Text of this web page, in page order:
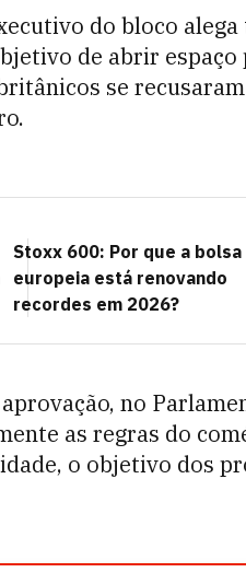
do bloco
de abrir
se
Stoxx 600: Por que a bolsa
europeia está renovando
recordes em 2026?
no
as regras do
o objetivo dos